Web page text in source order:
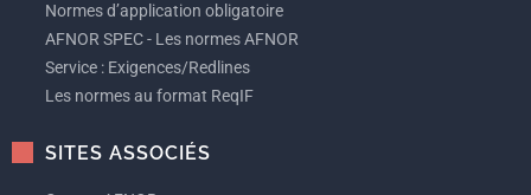
Normes d’application obligatoire
AFNOR SPEC - Les normes AFNOR
Service : Exigences/Redlines
Les normes au format ReqIF
SITES ASSOCIÉS